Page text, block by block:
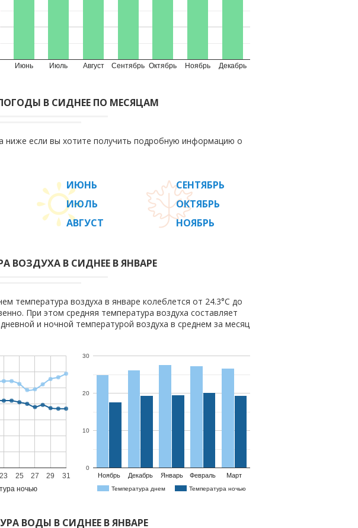
Июнь Июль Август Сентябрь Октябрь Ноябрь Декабрь
В СИДНЕЕ ПО МЕСЯЦАМ
ниже если вы хотите получить подробную информацию о
ИЮНЬ
ИЮЛЬ
АВГУСТ
СЕНТЯБРЬ
ОКТЯБРЬ
НОЯБРЬ
ВОЗДУХА В СИДНЕЕ В ЯНВАРЕ
температура воздуха в январе колеблется от 24.3°C до
При этом средняя температура воздуха составляет
и ночной температурой воздуха в среднем за месяц
ночью
23 25 27 29 31
Температура днем Температура ночью
Ноябрь Декабрь Январь Февраль Март
0
10
20
30
ВОДЫ В СИДНЕЕ В ЯНВАРЕ